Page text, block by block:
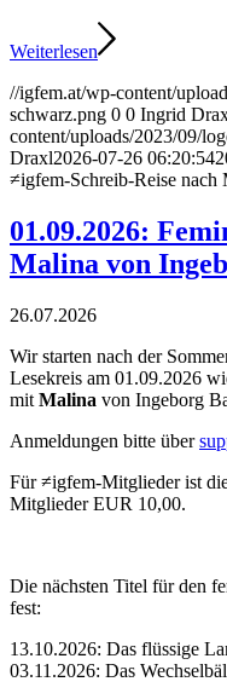
Weiterlesen
//igfem.at/wp-content/
schwarz.png 0 0 Ingrid
content/uploads/2023/09/
Draxl2026-07-26 06:20:54
≠igfem-Schreib-Reise nach
01.09.2026:
Malina von
26.07.2026
Wir starten nach der
Lesekreis am 01.09.2026
mit Malina von Ingeborg
Anmeldungen bitte über
Für ≠igfem-Mitglieder ist
Mitglieder EUR 10,00.
Die nächsten Titel für den
fest:
13.10.2026: Das flüssige
03.11.2026: Das